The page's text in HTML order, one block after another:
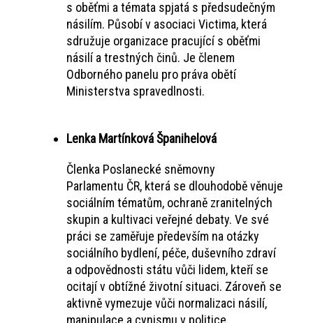
s oběťmi a témata spjatá s předsudečným
násilím. Působí v asociaci Victima, která
sdružuje organizace pracující s oběťmi
násilí a trestných činů. Je členem
Odborného panelu pro práva obětí
Ministerstva spravedlnosti.
Lenka Martínková Španihelová
Členka Poslanecké sněmovny
Parlamentu ČR, která se dlouhodobě věnuje
sociálním tématům, ochraně zranitelných
skupin a kultivaci veřejné debaty. Ve své
práci se zaměřuje především na otázky
sociálního bydlení, péče, duševního zdraví
a odpovědnosti státu vůči lidem, kteří se
ocitají v obtížné životní situaci. Zároveň se
aktivně vymezuje vůči normalizaci násilí,
manipulace a cynismu v politice.